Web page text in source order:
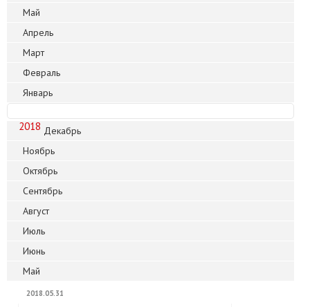
Май
Апрель
Март
Февраль
Январь
2018 Декабрь
Ноябрь
Октябрь
Сентябрь
Август
Июль
Июнь
Май
2018.05.31